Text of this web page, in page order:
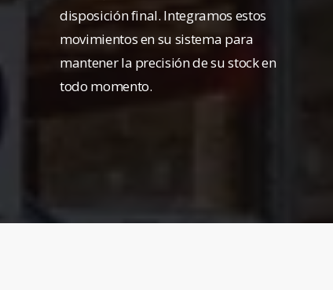
disposición final. Integramos estos
movimientos en su sistema para
mantener la precisión de su stock en
todo momento.